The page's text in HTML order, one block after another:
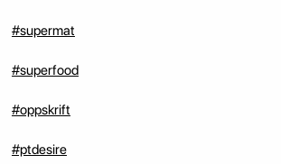
#supermat
#superfood
#oppskrift
#ptdesire